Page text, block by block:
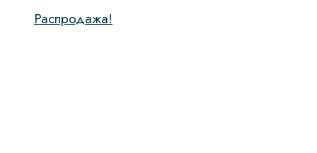
Распродажа!